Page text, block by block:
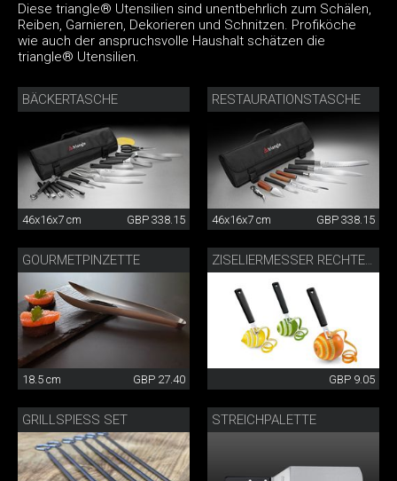
Diese triangle® Utensilien sind unentbehrlich zum Schälen,
Reiben, Garnieren, Dekorieren und Schnitzen. Profiköche
wie auch der anspruchsvolle Haushalt schätzen die
triangle® Utensilien.
BÄCKERTASCHE
46x16x7 cm GBP 338.15
RESTAURATIONSTASCHE
46x16x7 cm GBP 338.15
GOURMETPINZETTE
18.5 cm GBP 27.40 GBP 9.05
GRILLSPIESS SET STREICHPALETTE